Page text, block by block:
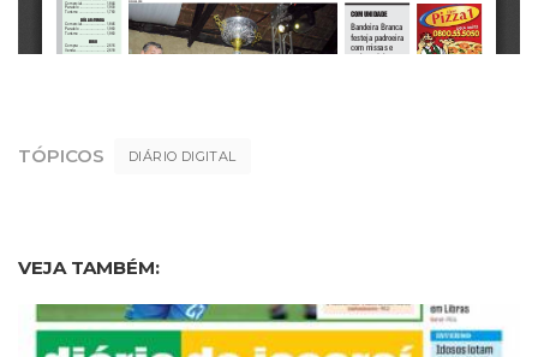
TÓPICOS DIÁRIO DIGITAL
VEJA TAMBÉM: